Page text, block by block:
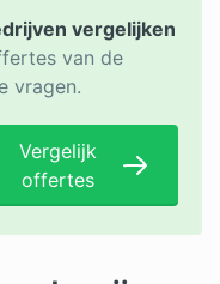
vergelijken
van de
vragen.
Vergelijk
offertes